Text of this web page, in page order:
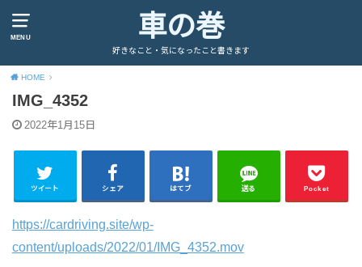
MENU 車の巻
好きなこと・気になったこと書きます
HOME
IMG_4352
2022年1月15日
ツイート シェア はてブ 送る Pocket
https://cardriving.site/wp-
content/uploads/2022/01/IMG_4352.mov